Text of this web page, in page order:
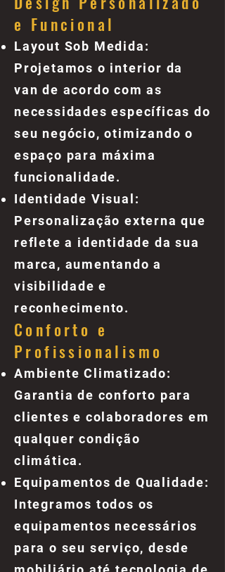
e Funcional
Layout Sob Medida:
Projetamos o interior da
van de acordo com as
necessidades específicas do
seu negócio, otimizando o
espaço para máxima
funcionalidade.
Identidade Visual:
Personalização externa que
reflete a identidade da sua
marca, aumentando a
visibilidade e
reconhecimento.
Conforto e
Profissionalismo
Ambiente Climatizado:
Garantia de conforto para
clientes e colaboradores em
qualquer condição
climática.
Equipamentos de Qualidade:
Integramos todos os
equipamentos necessários
para o seu serviço, desde